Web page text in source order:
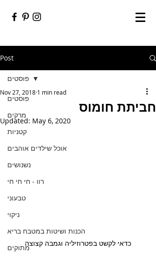
Post
פוסטים
מרקים
קטניות
אוכל שילדים אוהבים
נשנושים
רוו - חי חי חי
טבעוני
ניקוי
הכנות ושיטות במטבח בריא
מתוקים
פוסטים
חביתת חומוס
Nov 27, 2018 1 min read
Updated: May 6, 2020
כדאי לקשט בפטרוזיליה וגמבה קצוצה